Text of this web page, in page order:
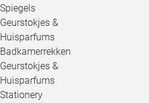
Spiegels
Geurstokjes &
Huisparfums
Badkamerrekken
Geurstokjes &
Huisparfums
Stationery